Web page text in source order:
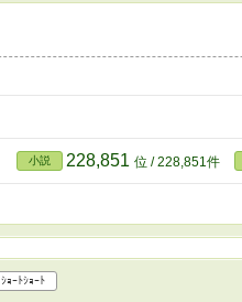
小説 228,851 位 / 228,851件
ｼｮｰﾄｼｮｰﾄ